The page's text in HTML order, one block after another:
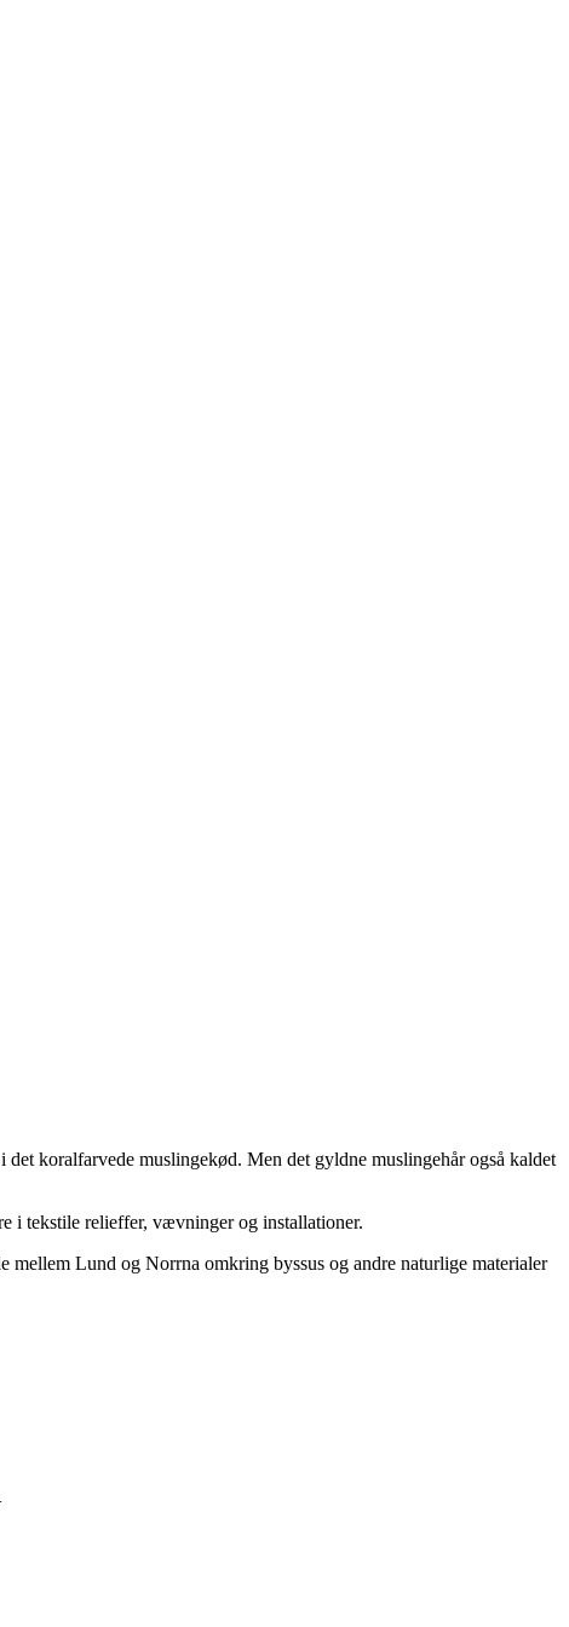
koralfarvede muslingekød. Men det gyldne muslingehår også kaldet
i tekstile relieffer, vævninger og installationer.
mellem Lund og Norrna omkring byssus og andre naturlige materialer